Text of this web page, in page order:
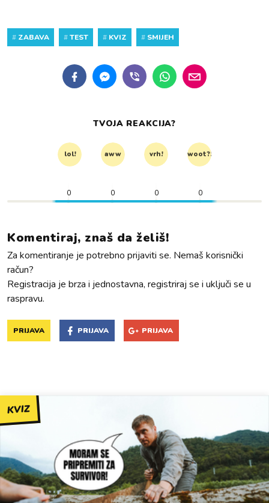
# ZABAVA #TEST # KVIZ # SMIJEH
TVOJA REAKCIJA?
lol! aww vrh! woot?!
0 0 0 0
Komentiraj, znaš da želiš!
Za komentiranje je potrebno prijaviti se. Nemaš korisnički
račun?
Registracija je brza i jednostavna, registriraj se i uključi se u
raspravu.
PRIJAVA PRIJAVA PRIJAVA
KVIZ